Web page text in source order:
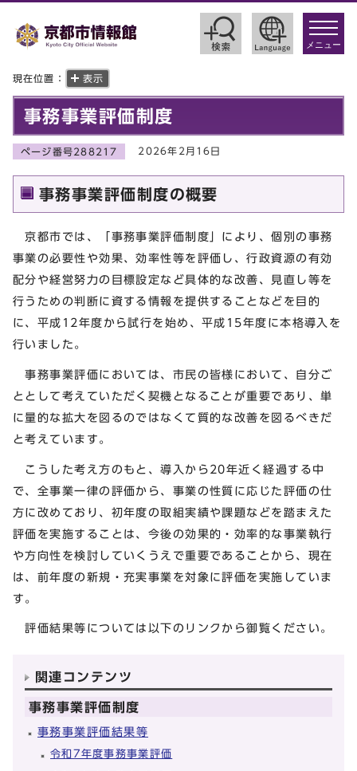
toggle
メニュー
現在位置： 表示
事務事業評価制度
ページ番号288217 2026年2月16日
事務事業評価制度の概要
京都市では、「事務事業評価制度」により、個別の事務
事業の必要性や効果、効率性等を評価し、行政資源の有効
配分や経営努力の目標設定など具体的な改善、見直し等を
行うための判断に資する情報を提供することなどを目的
に、平成12年度から試行を始め、平成15年度に本格導入を
行いました。
事務事業評価においては、市民の皆様において、自分ご
ととして考えていただく契機となることが重要であり、単
に量的な拡大を図るのではなくて質的な改善を図るべきだ
と考えています。
こうした考え方のもと、導入から20年近く経過する中
で、全事業一律の評価から、事業の性質に応じた評価の仕
方に改めており、初年度の取組実績や課題などを踏まえた
評価を実施することは、今後の効果的・効率的な事業執行
や方向性を検討していくうえで重要であることから、現在
は、前年度の新規・充実事業を対象に評価を実施していま
す。
評価結果等については以下のリンクから御覧ください。
関連コンテンツ
事務事業評価制度
事務事業評価結果等
令和7年度事務事業評価